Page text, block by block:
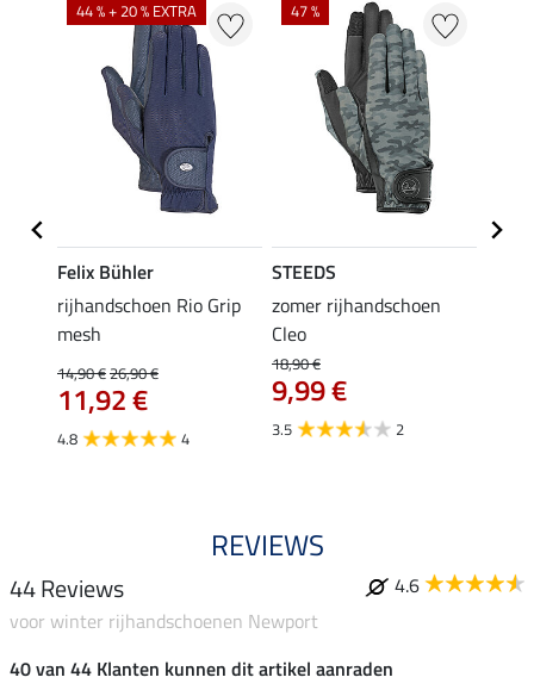
44 % + 20 % EXTRA
Felix Bühler
rijhandschoen Rio Grip
mesh
14,90 €26,90 €
11,92 €
4.8 4
47 %
STEEDS
zomer rijhandschoen
Cleo
18,90 €
9,99 €
3.5 2
REVIEWS
44 Reviews
4.6
voor winter rijhandschoenen Newport
40 van 44 Klanten kunnen dit artikel aanraden